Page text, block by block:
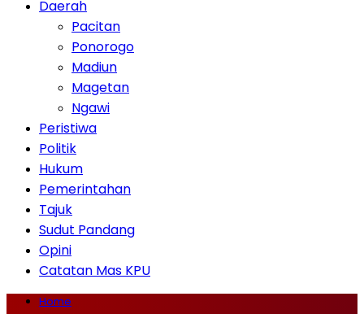
Daerah
Pacitan
Ponorogo
Madiun
Magetan
Ngawi
Peristiwa
Politik
Hukum
Pemerintahan
Tajuk
Sudut Pandang
Opini
Catatan Mas KPU
Home